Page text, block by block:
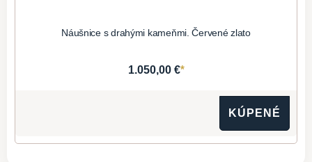
Náušnice s drahými kameňmi. Červené zlato
1.050,00 €*
KÚPENÉ